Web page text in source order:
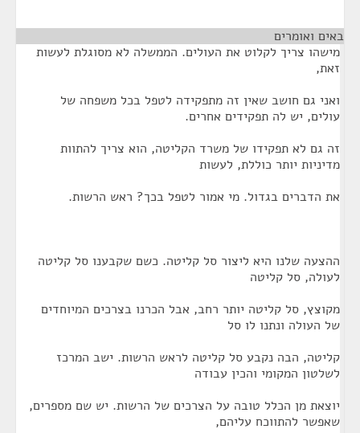
באים ואומרים
מישהו צריך לקלוט את העולים. הממשלה לא מסוגלת לעשות
זאת,
ואני גם חושב שאין זה מתפקידה לטפל בכל משפחה של
עולים, יש לה תפקידים אחרים.
זה גם לא תפקידו של משרד הקליטה, הוא צריך להתוות
מדיניות יותר כוללת, לעשות
את הדברים בגדול. מי אמור לטפל בכך? ראש הרשות.
ההצעה שלנו היא ליצור סל קליטה. כשם שקבענו סל קליטה
לעולה, סל קליטה
מקוצץ, סל קליטה יותר רחב, אבל הכרנו בצרכים המיוחדים
של העולה ונתנו לו סל
קליטה, הבה נקבע סל קליטה לראש הרשות. ישב המרכז
לשלטון המקומי והכין עבודה
יוצאת מן הכלל טובה על הצרכים של הרשות. יש שם מספרים,
שאפשר להתווכח עליהם,